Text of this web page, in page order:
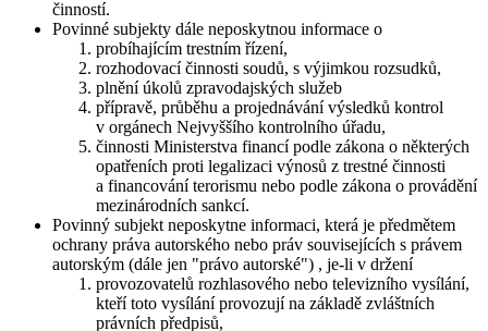
činností.
Povinné subjekty dále neposkytnou informace o
probíhajícím trestním řízení,
rozhodovací činnosti soudů, s výjimkou rozsudků,
plnění úkolů zpravodajských služeb
přípravě, průběhu a projednávání výsledků kontrol
v orgánech Nejvyššího kontrolního úřadu,
činnosti Ministerstva financí podle zákona o některých
opatřeních proti legalizaci výnosů z trestné činnosti
a financování terorismu nebo podle zákona o provádění
mezinárodních sankcí.
Povinný subjekt neposkytne informaci, která je předmětem
ochrany práva autorského nebo práv souvisejících s právem
autorským (dále jen "právo autorské") , je-li v držení
provozovatelů rozhlasového nebo televizního vysílání,
kteří toto vysílání provozují na základě zvláštních
právních předpisů,